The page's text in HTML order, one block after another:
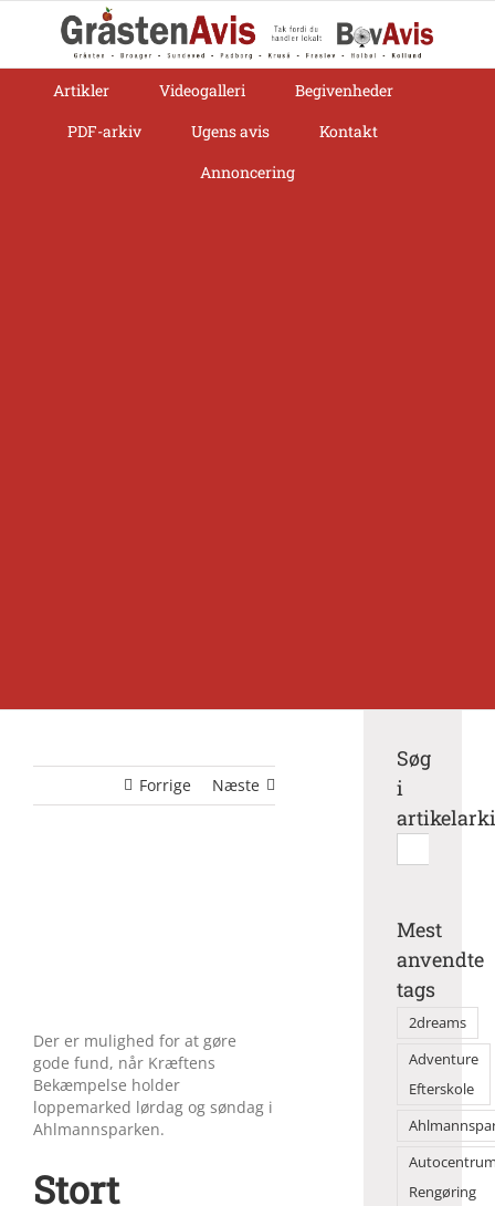
Artikler
Videogalleri
Begivenheder
PDF-arkiv
Ugens avis
Kontakt
Annoncering
Forrige Næste
Der er mulighed for at gøre
gode fund, når Kræftens
Bekæmpelse holder
loppemarked lørdag og søndag i
Ahlmannsparken.
Stort
Søg
i
efter:
Mest
anvendte
tags
2dreams
Adventure
Efterskole
Rengøring